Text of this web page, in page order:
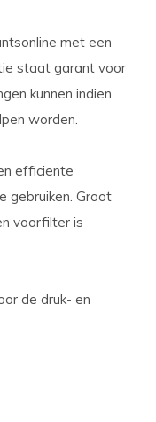
met een
staat garant voor
kunnen indien
worden.
efficiente
gebruiken. Groot
voorfilter is
de druk- en